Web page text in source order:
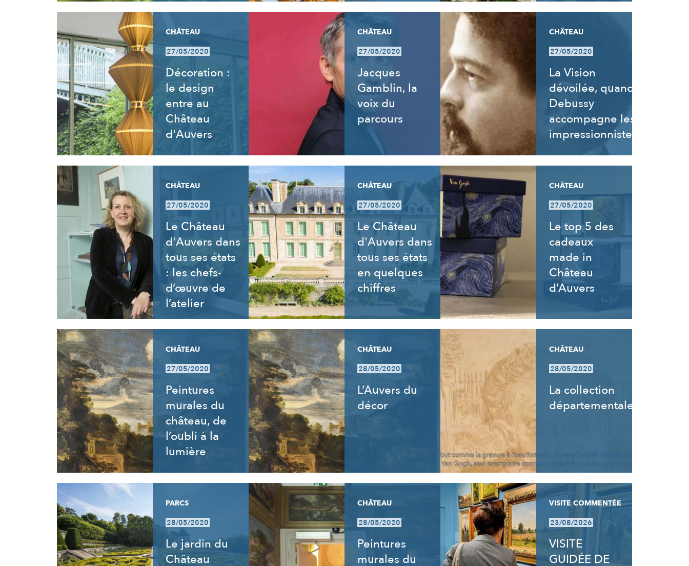
CHÂTEAU
27/05/2020
Décoration :
le design
entre au
Château
d'Auvers
CHÂTEAU
27/05/2020
Jacques
Gamblin, la
voix du
parcours
CHÂTEAU
27/05/2020
La Vision
dévoilée, quand
Debussy
accompagne les
impressionnistes
CHÂTEAU
27/05/2020
Le Château
d'Auvers dans
tous ses états
: les chefs-
d’œuvre de
l’atelier
CHÂTEAU
27/05/2020
Le Château
d'Auvers dans
tous ses états
en quelques
chiffres
CHÂTEAU
27/05/2020
Le top 5 des
cadeaux
made in
Château
d’Auvers
CHÂTEAU
27/05/2020
Peintures
murales du
château, de
l’oubli à la
lumière
CHÂTEAU
28/05/2020
L’Auvers du
décor
CHÂTEAU
28/05/2020
La collection
départementale
PARCS
28/05/2020
Le jardin du
Château
CHÂTEAU
28/05/2020
Peintures
murales du
VISITE COMMENTÉE
23/08/2026
VISITE
GUIDÉE DE